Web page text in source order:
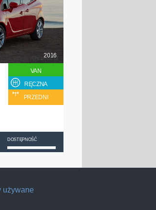
2016
VAN
RĘCZNA
PRZEDNI
DOSTĘPNOŚĆ
używane